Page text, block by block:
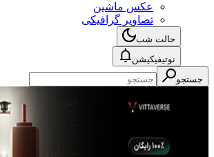
عکس ماشین
تصاویر گرافیکی
حالت شب
نوتیفیکیشن
جستجو